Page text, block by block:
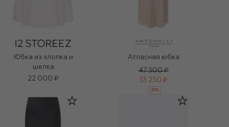
Юбка из хлопка и
шелка
22 000 ₽
Атласная юбка
47 500 ₽
33 250 ₽
-30%